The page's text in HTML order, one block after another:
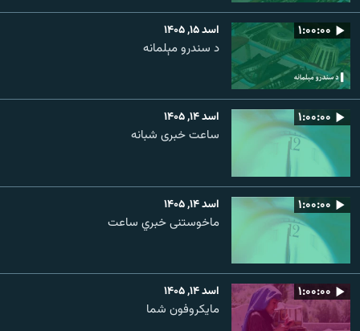
۱:۰۰:۰۰ اسد ۱۵, ۱۴۰۵
د سندرو مېلمانه
۱:۰۰:۰۰ اسد ۱۴, ۱۴۰۵
ساعت خبری شبانه
۱:۰۰:۰۰ اسد ۱۴, ۱۴۰۵
ماخوستنی خبري ساعت
۱:۰۰:۰۰ اسد ۱۴, ۱۴۰۵
مایکروفون شما